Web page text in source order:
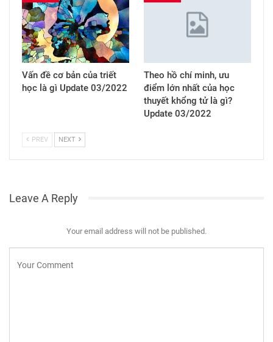
Vấn đề cơ bản của triết
học là gì Update 03/2022
Theo hồ chí minh, ưu
điểm lớn nhất của học
thuyết khổng tử là gì?
Update 03/2022
PREV NEXT
Leave A Reply
Your email address will not be published.